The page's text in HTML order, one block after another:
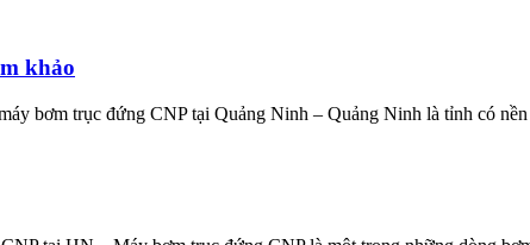
khảo
bơm trục đứng CNP tại Quảng Ninh – Quảng Ninh là tỉnh có